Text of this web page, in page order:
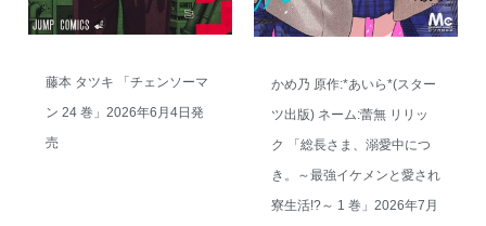
藤本 タツキ 「チェンソーマ
ン 24 巻」2026年6月4日発
売
かめ乃 原作:*あいら*(スター
ツ出版) ネーム:蕾無 リリッ
ク 「総長さま、溺愛中につ
き。～最強イケメンと愛され
寮生活!?～ 1 巻」2026年7月